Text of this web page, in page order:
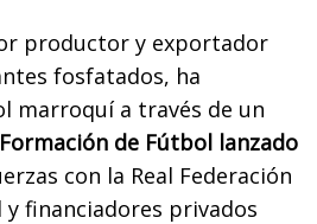
productor y exportador
fosfatados, ha
marroquí a través de un
de Fútbol lanzado
con la Real Federación
financiadores privados